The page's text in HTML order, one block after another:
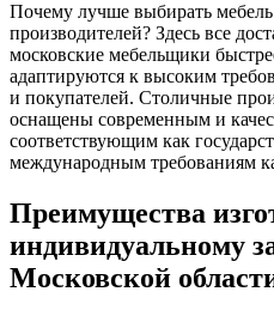
Почему лучше выбирать
производителей? Здесь все
московские мебельщики
адаптируются к высоким
и покупателей. Столичные
оснащены современным и
соответствующим как
международным требованиям
Преимущества
индивидуальному
Московской